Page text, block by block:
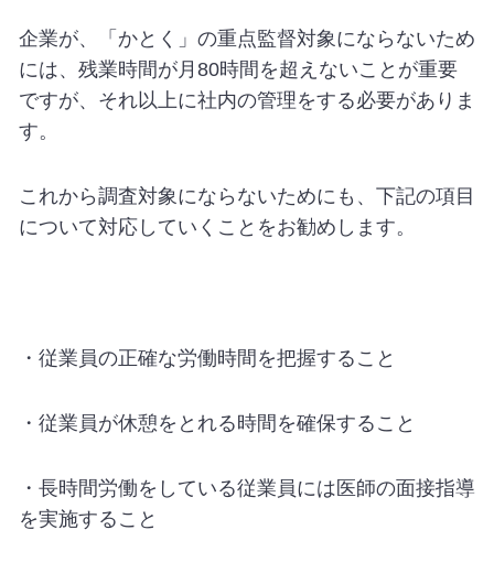
企業が、「かとく」の重点監督対象にならないため
には、残業時間が月80時間を超えないことが重要
ですが、それ以上に社内の管理をする必要がありま
す。
これから調査対象にならないためにも、下記の項目
について対応していくことをお勧めします。
・従業員の正確な労働時間を把握すること
・従業員が休憩をとれる時間を確保すること
・長時間労働をしている従業員には医師の面接指導
を実施すること